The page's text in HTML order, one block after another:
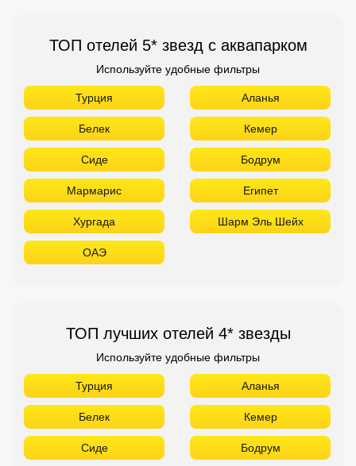
ТОП отелей 5* звезд с аквапарком
Используйте удобные фильтры
Турция Аланья
Белек Кемер
Сиде Бодрум
Мармарис Египет
Хургада Шарм Эль Шейх
ОАЭ
ТОП лучших отелей 4* звезды
Используйте удобные фильтры
Турция Аланья
Белек Кемер
Сиде Бодрум